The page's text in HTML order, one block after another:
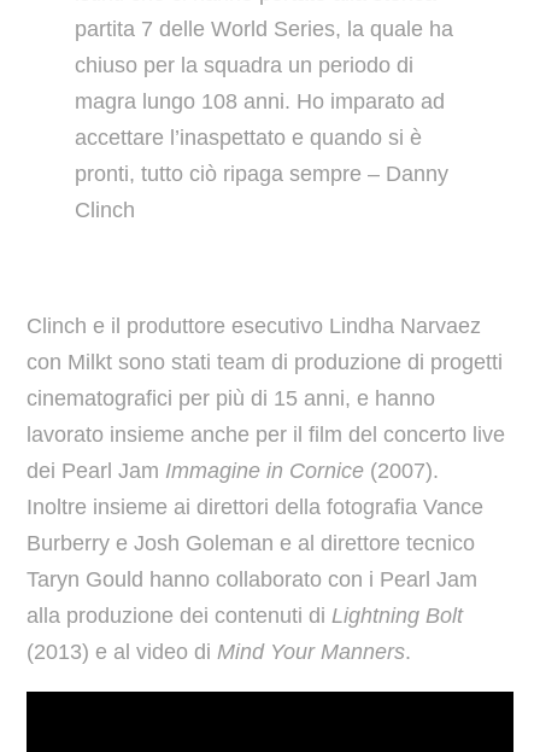
partita 7 delle World Series, la quale ha
chiuso per la squadra un periodo di
magra lungo 108 anni. Ho imparato ad
accettare l’inaspettato e quando si è
pronti, tutto ciò ripaga sempre – Danny
Clinch
Clinch e il produttore esecutivo Lindha Narvaez
con Milkt sono stati team di produzione di progetti
cinematografici per più di 15 anni, e hanno
lavorato insieme anche per il film del concerto live
dei Pearl Jam Immagine in Cornice(2007).
Inoltre insieme ai direttori della fotografia Vance
Burberry e Josh Goleman e al direttore tecnico
Taryn Gould hanno collaborato con i Pearl Jam
alla produzione dei contenuti di Lightning Bolt
(2013) e al video di Mind Your Manners.